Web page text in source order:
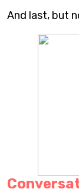
And last, but